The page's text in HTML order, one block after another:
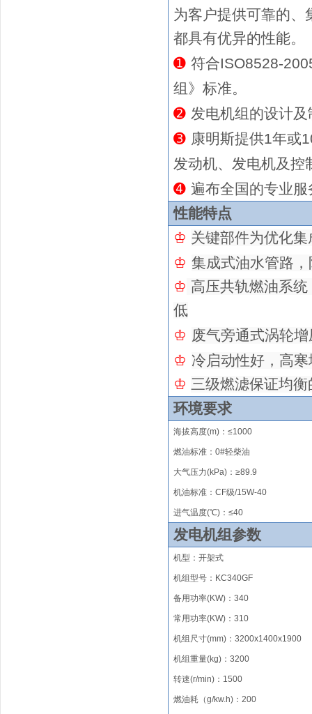
为客户提供可靠的、
都具有优异的性能。
➊ 符合ISO8528-
组》标准。
➋ 发电机组的设计
➌ 康明斯提供1年或
发动机、发电机及控
➍ 遍布全国的专业
性能特点
♔ 关键部件为优化
♔ 集成式油水管路，
♔ 高压共轨燃油系
低
♔ 废气旁通式涡轮
♔ 冷启动性好，高
♔三级燃滤保证均
环境要求
海拔高度(m) ：≤1000
燃油标准：0#轻柴油
大气压力(kPa)：≥89.9
机油标准：CF级/15W-40
进气温度(℃)：≤40
发电机组参数
机型：开架式
机组型号 ： KC340GF
备用功率(KW) ：340
常用功率(KW) ：310
机组尺寸(mm) ：3200x1400x1900
机组重量(kg) ：3200
转速(r/min) ： 1500
燃油耗（g/kw.h) ：200